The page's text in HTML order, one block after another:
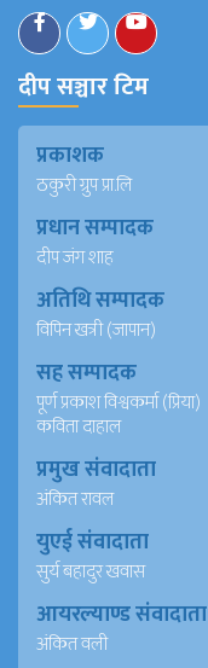
दीप सञ्चार टिम
प्रकाशक
ठकुरी ग्रुप प्रा.लि
प्रधान सम्पादक
दीप जंग शाह
अतिथि सम्पादक
विपिन खत्री (जापान)
सह सम्पादक
पूर्ण प्रकाश विश्वकर्मा (प्रिया)
कविता दाहाल
प्रमुख संवादाता
अंकित रावल
युएई संवादाता
सुर्य बहादुर खवास
आयरल्याण्ड संवादाता
अंकित वली